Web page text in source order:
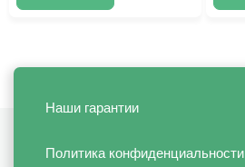
Наши гарантии
Политика конфиденциальности